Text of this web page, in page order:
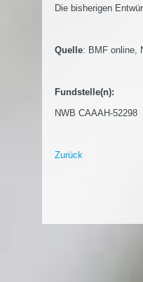
Die bisherigen
Quelle: BMF online,
Fundstelle(n):
NWB CAAAH-52298
Zurück